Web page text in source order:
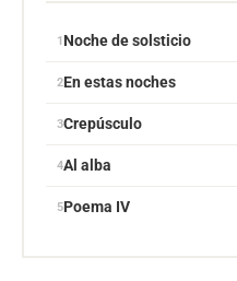
Noche de solsticio
En estas noches
Crepúsculo
Al alba
Poema IV